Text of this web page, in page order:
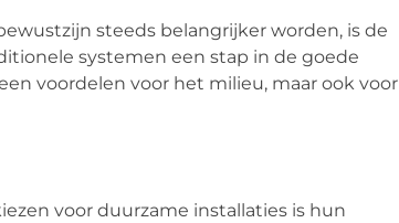
steeds belangrijker worden, is de
systemen een stap in de goede
voordelen voor het milieu, maar ook voor
voor duurzame installaties is hun